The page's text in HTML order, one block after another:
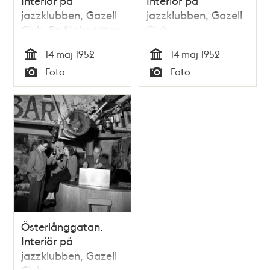
jazzklubben, Gazell
Club. En flicka tittar
i en spegel och
målar läppstift
Tid
14 maj 1952
Typ
Foto
jazzklubben, Gazell
Club
Tid
14 maj 1952
Typ
Foto
Österlånggatan.
Interiör på
jazzklubben, Gazell